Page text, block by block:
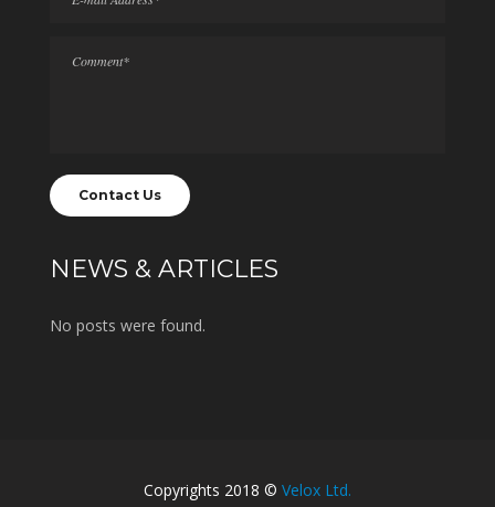
NEWS & ARTICLES
No posts were found.
Copyrights 2018 © Velox Ltd.